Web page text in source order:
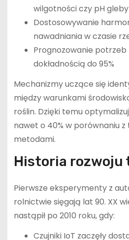
wilgotności czy pH gleby
Dostosowywanie
nawadniania w czasie
Prognozowanie potrzeb
dokładnością do 95%
Mechanizmy uczące się
między warunkami
roślin. Dzięki temu
nawet o 40% w porównaniu
metodami.
Historia rozwoju
Pierwsze eksperymenty z
rolnictwie sięgają lat 90. XX
nastąpił po 2010 roku, gdy:
Czujniki IoT zaczęły